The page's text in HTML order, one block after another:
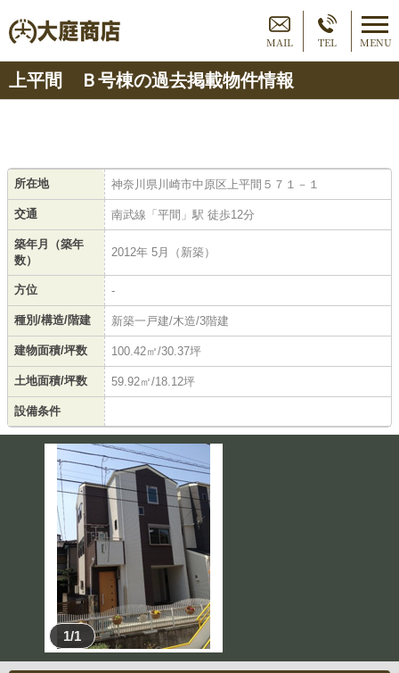
MAIL TEL MENU
上平間 Ｂ号棟の過去掲載物件情報
所在地 神奈川県川崎市中原区上平間５７１－１
交通 南武線「平間」駅 徒歩12分
築年月（築年
数）
2012年 5月（新築）
方位 -
種別/構造/階建 新築一戸建/木造/3階建
建物面積/坪数 100.42㎡/30.37坪
土地面積/坪数 59.92㎡/18.12坪
設備条件
1/1